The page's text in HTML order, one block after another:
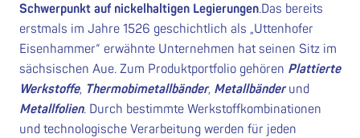
Schwerpunkt auf nickelhaltigen Legierungen.Das bereits
erstmals im Jahre 1526 geschichtlich als „Uttenhofer
Eisenhammer“ erwähnte Unternehmen hat seinen Sitz im
sächsischen Aue. Zum Produktportfolio gehören Plattierte
Werkstoffe, Thermobimetallbänder, Metallbänderund
Metallfolien. Durch bestimmte Werkstoffkombinationen
und technologische Verarbeitung werden für jeden